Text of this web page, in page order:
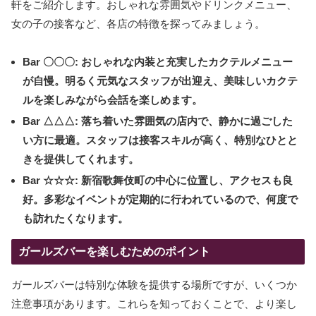
軒をご紹介します。おしゃれな雰囲気やドリンクメニュー、
女の子の接客など、各店の特徴を探ってみましょう。
Bar 〇〇〇: おしゃれな内装と充実したカクテルメニュー
が自慢。明るく元気なスタッフが出迎え、美味しいカクテ
ルを楽しみながら会話を楽しめます。
Bar △△△: 落ち着いた雰囲気の店内で、静かに過ごした
い方に最適。スタッフは接客スキルが高く、特別なひとと
きを提供してくれます。
Bar ☆☆☆: 新宿歌舞伎町の中心に位置し、アクセスも良
好。多彩なイベントが定期的に行われているので、何度で
も訪れたくなります。
ガールズバーを楽しむためのポイント
ガールズバーは特別な体験を提供する場所ですが、いくつか
注意事項があります。これらを知っておくことで、より楽し